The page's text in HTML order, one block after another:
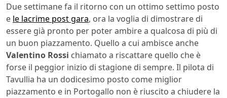
Due settimane fa il ritorno con un ottimo settimo posto
e le lacrime post gara, ora la voglia di dimostrare di
essere già pronto per poter ambire a qualcosa di più di
un buon piazzamento. Quello a cui ambisce anche
Valentino Rossi chiamato a riscattare quello che è
forse il peggior inizio di stagione di sempre. Il pilota di
Tavullia ha un dodicesimo posto come miglior
piazzamento e in Portogallo non è riuscito a chiudere la